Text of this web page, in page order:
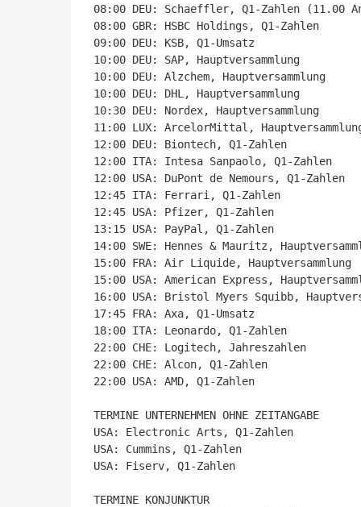
08:00 DEU: Schaeffler, Q1-Zahlen (11.00
08:00 GBR: HSBC Holdings, Q1-Zahlen
09:00 DEU: KSB, Q1-Umsatz
10:00 DEU: SAP, Hauptversammlung
10:00 DEU: Alzchem, Hauptversammlung
10:00 DEU: DHL, Hauptversammlung
10:30 DEU: Nordex, Hauptversammlung
11:00 LUX: ArcelorMittal,
12:00 DEU: Biontech, Q1-Zahlen
12:00 ITA: Intesa Sanpaolo, Q1-Zahlen
12:00 USA: DuPont de Nemours, Q1-Zahlen
12:45 ITA: Ferrari, Q1-Zahlen
12:45 USA: Pfizer, Q1-Zahlen
13:15 USA: PayPal, Q1-Zahlen
14:00 SWE: Hennes & Mauritz,
15:00 FRA: Air Liquide, Hauptversammlung
15:00 USA: American Express,
16:00 USA: Bristol Myers Squibb,
17:45 FRA: Axa, Q1-Umsatz
18:00 ITA: Leonardo, Q1-Zahlen
22:00 CHE: Logitech, Jahreszahlen
22:00 CHE: Alcon, Q1-Zahlen
22:00 USA: AMD, Q1-Zahlen
TERMINE UNTERNEHMEN OHNE ZEITANGABE
USA: Electronic Arts, Q1-Zahlen
USA: Cummins, Q1-Zahlen
USA: Fiserv, Q1-Zahlen
TERMINE KONJUNKTUR